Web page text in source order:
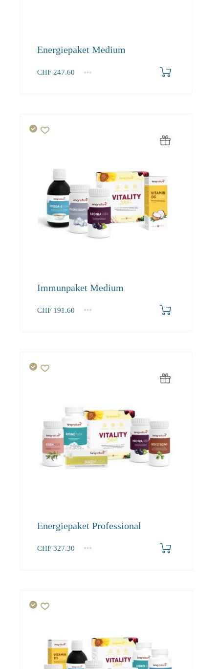
Energiepaket Medium
CHF 247.60
1+
Immunpaket Medium
CHF 191.60
1+
Energiepaket Professional
CHF 327.30
1+